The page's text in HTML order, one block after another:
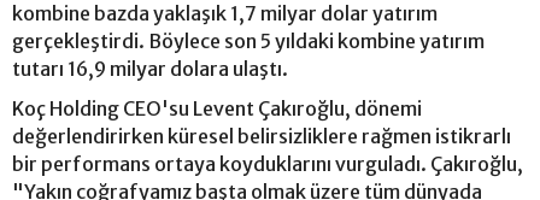
kombine bazda yaklaşık 1,7 milyar dolar yatırım
gerçekleştirdi. Böylece son 5 yıldaki kombine yatırım
tutarı 16,9 milyar dolara ulaştı.
Koç Holding CEO'su Levent Çakıroğlu, dönemi
değerlendirirken küresel belirsizliklere rağmen istikrarlı
bir performans ortaya koyduklarını vurguladı. Çakıroğlu,
"Yakın coğrafyamız başta olmak üzere tüm dünyada